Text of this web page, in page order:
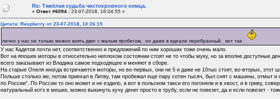
Re: Тяжёлая судьба чистокровного немца.
« Ответ #6094 :23-07-2018, 16:04:55 »
Цитата: Raspberry от 23-07-2018, 10:26:15
лично у нас не только можно взять двиг с малым пробегом, но даже в идеале перебранный. вот так
У нас Кадетов почти нет, соответственно и предложений по ним хороших тоже очень мало.
Вот на япошек моторы в относительно неплохом состоянии стоят не то чтобы муку, но за вполне доступные
всего заказывают из Владика самое подходящее и меняют в сборе.
На старые Опеля иногда встречаются моторы, но во-первых, они не 5 и даже не 10тыс стоят, во-вторых, этот
Польше столько же, потом приехал в Литву, там пробежал еще пару сотен тысяч, был снят с машины, отмыт и
по России". По России то оно может и не ездило, а вот в польском такси его погоняли и в хвост, и в гриву,
натуральный котэ в мешке, можно выкинуть кучу денег просто в трубу, если не повезет, да и если повезет -